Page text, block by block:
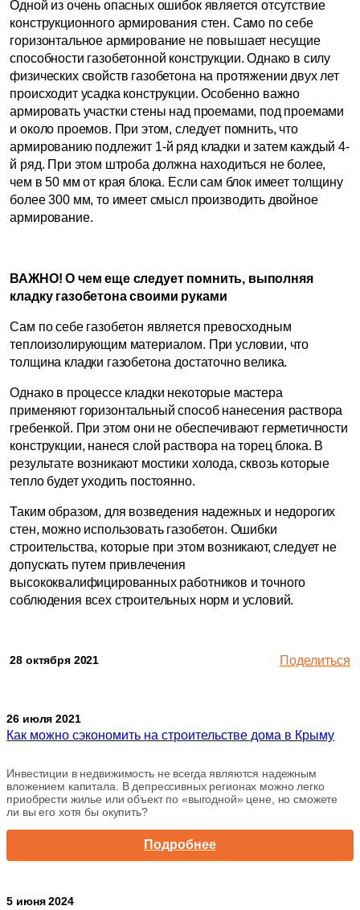
Одной из очень опасных ошибок является отсутствие
конструкционного армирования стен. Само по себе
горизонтальное армирование не повышает несущие
способности газобетонной конструкции. Однако в силу
физических свойств газобетона на протяжении двух лет
происходит усадка конструкции. Особенно важно
армировать участки стены над проемами, под проемами
и около проемов. При этом, следует помнить, что
армированию подлежит 1-й ряд кладки и затем каждый 4-
й ряд. При этом штроба должна находиться не более,
чем в 50 мм от края блока. Если сам блок имеет толщину
более 300 мм, то имеет смысл производить двойное
армирование.
ВАЖНО! О чем еще следует помнить, выполняя
кладку газобетона своими руками
Сам по себе газобетон является превосходным
теплоизолирующим материалом. При условии, что
толщина кладки газобетона достаточно велика.
Однако в процессе кладки некоторые мастера
применяют горизонтальный способ нанесения раствора
гребенкой. При этом они не обеспечивают герметичности
конструкции, нанеся слой раствора на торец блока. В
результате возникают мостики холода, сквозь которые
тепло будет уходить постоянно.
Таким образом, для возведения надежных и недорогих
стен, можно использовать газобетон. Ошибки
строительства, которые при этом возникают, следует не
допускать путем привлечения
высококвалифицированных работников и точного
соблюдения всех строительных норм и условий.
28 октября 2021 Поделиться
26 июля 2021
Как можно сэкономить на строительстве дома в Крыму
Инвестиции в недвижимость не всегда являются надежным
вложением капитала. В депрессивных регионах можно легко
приобрести жилье или объект по «выгодной» цене, но сможете
ли вы его хотя бы окупить?
Подробнее
5 июня 2024